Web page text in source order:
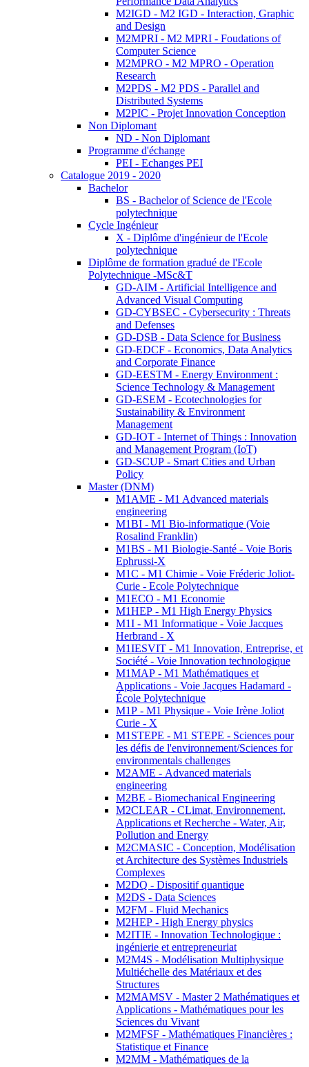
M2IGD - M2 IGD - Interaction, Graphic
and Design
M2MPRI - M2 MPRI - Foudations of
Computer Science
M2MPRO - M2 MPRO - Operation
Research
M2PDS - M2 PDS - Parallel and
Distributed Systems
M2PIC - Projet Innovation Conception
Non Diplomant
ND - Non Diplomant
Programme d'échange
PEI - Echanges PEI
Catalogue 2019 - 2020
Bachelor
BS - Bachelor of Science de l'Ecole
polytechnique
Cycle Ingénieur
X - Diplôme d'ingénieur de l'Ecole
polytechnique
Diplôme de formation gradué de l'Ecole
Polytechnique -MSc&T
GD-AIM - Artificial Intelligence and
Advanced Visual Computing
GD-CYBSEC - Cybersecurity : Threats
and Defenses
GD-DSB - Data Science for Business
GD-EDCF - Economics, Data Analytics
and Corporate Finance
GD-EESTM - Energy Environment :
Science Technology & Management
GD-ESEM - Ecotechnologies for
Sustainability & Environment
Management
GD-IOT - Internet of Things : Innovation
and Management Program (IoT)
GD-SCUP - Smart Cities and Urban
Policy
Master (DNM)
M1AME - M1 Advanced materials
engineering
M1BI - M1 Bio-informatique (Voie
Rosalind Franklin)
M1BS - M1 Biologie-Santé - Voie Boris
Ephrussi-X
M1C - M1 Chimie - Voie Fréderic Joliot-
Curie - Ecole Polytechnique
M1ECO - M1 Economie
M1HEP - M1 High Energy Physics
M1I - M1 Informatique - Voie Jacques
Herbrand - X
M1IESVIT - M1 Innovation, Entreprise, et
Société - Voie Innovation technologique
M1MAP - M1 Mathématiques et
Applications - Voie Jacques Hadamard -
École Polytechnique
M1P - M1 Physique - Voie Irène Joliot
Curie - X
M1STEPE - M1 STEPE - Sciences pour
les défis de l'environnement/Sciences for
environmentals challenges
M2AME - Advanced materials
engineering
M2BE - Biomechanical Engineering
M2CLEAR - CLimat, Environnement,
Applications et Recherche - Water, Air,
Pollution and Energy
M2CMASIC - Conception, Modélisation
et Architecture des Systèmes Industriels
Complexes
M2DQ - Dispositif quantique
M2DS - Data Sciences
M2FM - Fluid Mechanics
M2HEP - High Energy physics
M2ITIE - Innovation Technologique :
ingénierie et entrepreneuriat
M2M4S - Modélisation Multiphysique
Multiéchelle des Matériaux et des
Structures
M2MAMSV - Master 2 Mathématiques et
Applications - Mathématiques pour les
Sciences du Vivant
M2MFSF - Mathématiques Financières :
Statistique et Finance
M2MM - Mathématiques de la